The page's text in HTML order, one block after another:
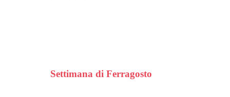
Settimana di Ferragosto